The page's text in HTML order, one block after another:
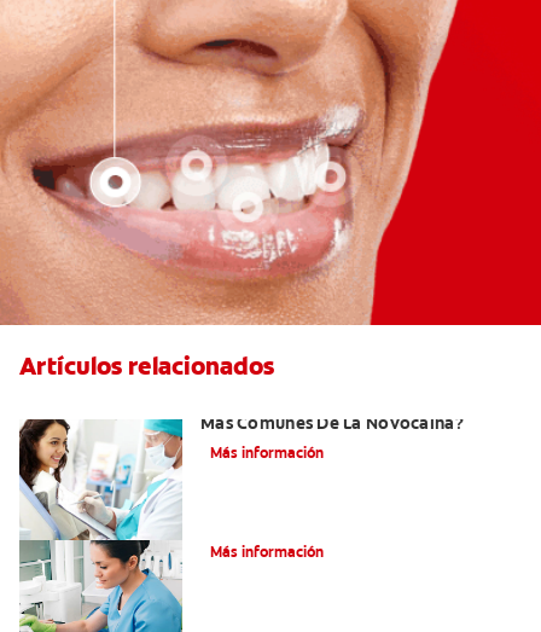
Artículos relacionados
Más Comunes De La Novocaína?
Más información
Más información